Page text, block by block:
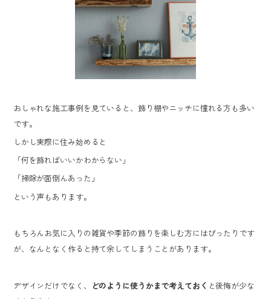
おしゃれな施工事例を見ていると、飾り棚やニッチに憧れる方も多い
です。
しかし実際に住み始めると
「何を飾ればいいかわからない」
「掃除が面倒んあった」
という声もあります。
もちろんお気に入りの雑貨や季節の飾りを楽しむ方にはぴったりです
が、なんとなく作ると持て余してしまうことがあります。
デザインだけでなく、 どのように使うかまで考えておく と後悔が少な